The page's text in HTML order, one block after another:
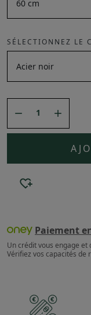
SÉLECTIONNEZ LE
 
Paiement
Un crédit vous engage
Vérifiez vos capacités de